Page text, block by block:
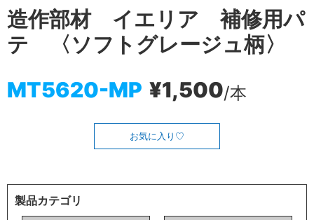
造作部材 イエリア 補修用パ
テ 〈ソフトグレージュ柄〉
MT5620-MP ¥1,500/本
お気に入り
製品カテゴリ